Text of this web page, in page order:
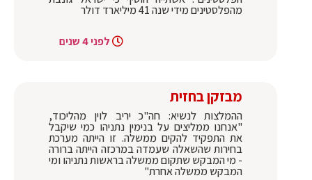
מהפלסטינים מידי שנה 41 מיליארד דולר
לפני 4 שנים
מבזקן בחזית
ההמלצות לנשיא: חה"כ יריב לוין מהליכוד,
"אנחנו ממליצים על בנימין נתניהו כמי שיקבל
את התפקיד להקים ממשלה. זו הייתה מערכת
בחירות שהשאלה שעמדה במרכזה הייתה ברורה
- מי המבקש שתקום ממשלה בראשות נתניהו ומי
המבקש ממשלה אחרת"